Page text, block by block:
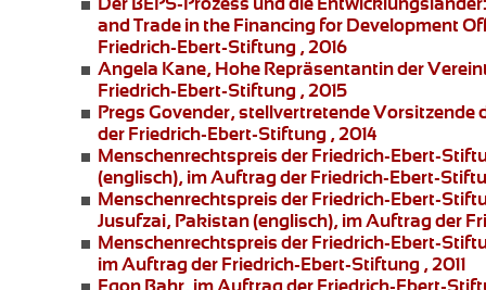
and Trade in the Financing for Development
Friedrich-Ebert-Stiftung , 2016
Angela Kane, Hohe Repräsentantin der
Friedrich-Ebert-Stiftung , 2015
Pregs Govender,stellvertretende Vorsitzende
der Friedrich-Ebert-Stiftung , 2014
Menschenrechtspreis der Friedrich-Ebert-
(englisch), im Auftrag der Friedrich-Ebert-
Menschenrechtspreis der Friedrich-Ebert-
Jusufzai, Pakistan (englisch), im Auftrag der
Menschenrechtspreis der Friedrich-Ebert-
im Auftrag der Friedrich-Ebert-Stiftung , 2011